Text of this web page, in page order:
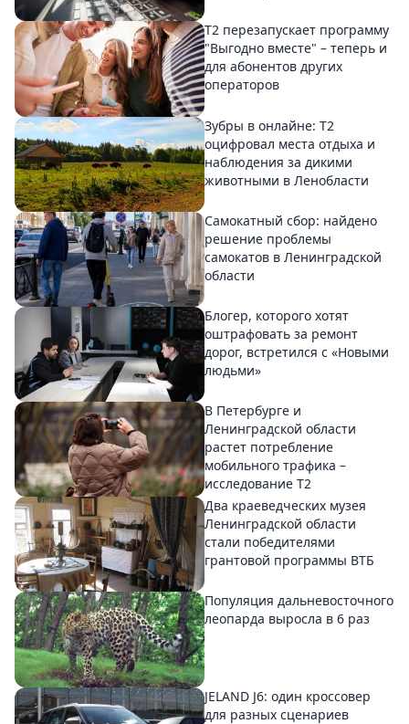
Т2 перезапускает программу
"Выгодно вместе" – теперь и
для абонентов других
операторов
Зубры в онлайне: Т2
оцифровал места отдыха и
наблюдения за дикими
животными в Ленобласти
Самокатный сбор: найдено
решение проблемы
самокатов в Ленинградской
области
Блогер, которого хотят
оштрафовать за ремонт
дорог, встретился с «Новыми
людьми»
В Петербурге и
Ленинградской области
растет потребление
мобильного трафика –
исследование T2
Два краеведческих музея
Ленинградской области
стали победителями
грантовой программы ВТБ
Популяция дальневосточного
леопарда выросла в 6 раз
JELAND J6: один кроссовер
для разных сценариев